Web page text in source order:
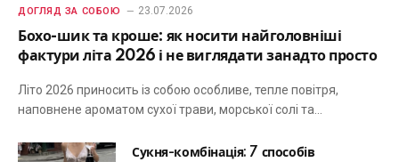
ДОГЛЯД ЗА СОБОЮ 23.07.2026
Бохо-шик та кроше: як носити найголовніші
фактури літа 2026 і не виглядати занадто просто
Літо 2026 приносить із собою особливе, тепле повітря,
наповнене ароматом сухої трави, морської солі та…
Сукня-комбінація: 7 способів